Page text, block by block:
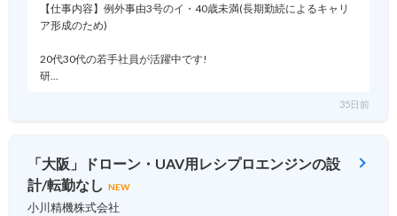
【仕事内容】例外事由3号のイ・40歳未満(長期勤続によるキャリ
ア形成のため)
20代30代の若手社員が活躍中です!
研…
35日前
「大阪」ドローン・UAV用レシプロエンジンの設
計/転勤なし NEW
小川精機株式会社